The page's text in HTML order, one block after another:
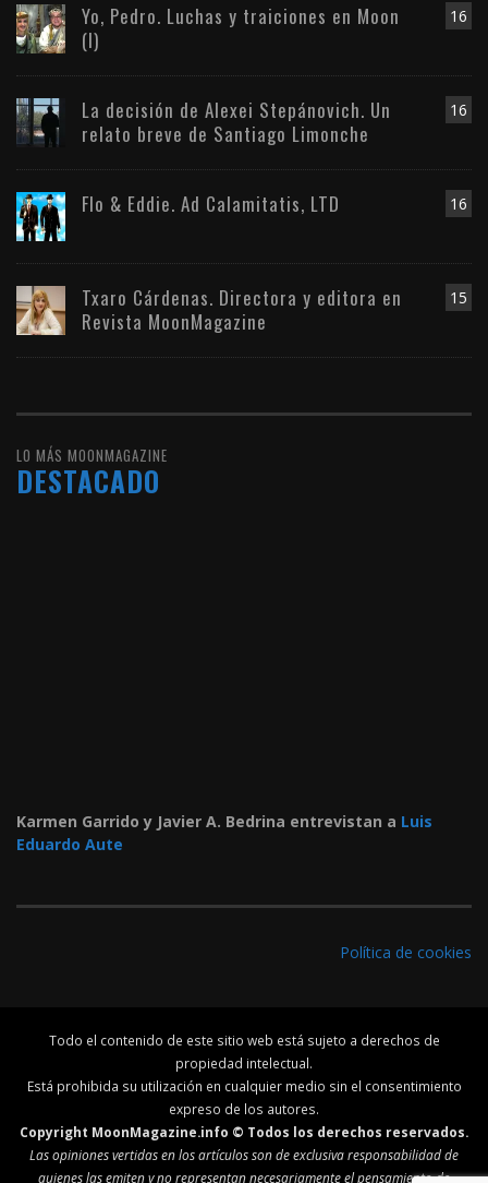
16
Yo, Pedro. Luchas y traiciones en Moon
(I)
16
La decisión de Alexei Stepánovich. Un
relato breve de Santiago Limonche
16
Flo & Eddie. Ad Calamitatis, LTD
15
Txaro Cárdenas. Directora y editora en
Revista MoonMagazine
LO MÁS MOONMAGAZINE
DESTACADO
Karmen Garrido y Javier A. Bedrina entrevistan a Luis
Eduardo Aute
Política de cookies
Todo el contenido de este sitio web está sujeto a derechos de
propiedad intelectual.
Está prohibida su utilización en cualquier medio sin el consentimiento
expreso de los autores.
Copyright MoonMagazine.info © Todos los derechos reservados.
Las opiniones vertidas en los artículos son de exclusiva responsabilidad de
quienes las emiten y no representan necesariamente el pensamiento de